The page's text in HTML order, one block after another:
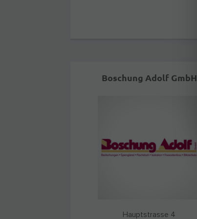
Boschung Adolf GmbH
Hauptstrasse 4